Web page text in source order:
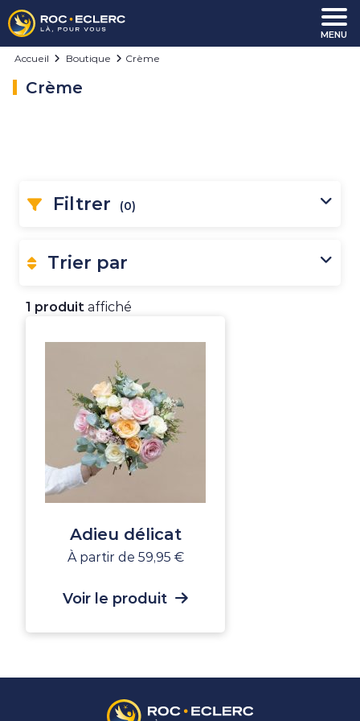
Aller au contenu
MENU
Accueil Boutique Crème
Crème
Filtrer (0)
Trier par
1 produit affiché
Adieu délicat
À partir de 59,95 €
Voir le produit